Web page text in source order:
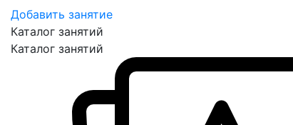
Добавить занятие
Каталог занятий
Каталог занятий